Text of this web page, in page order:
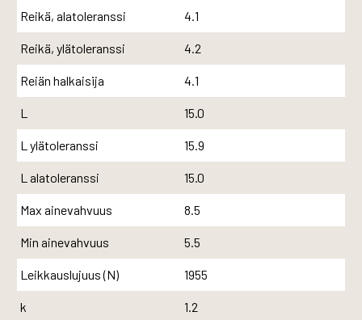
Reikä, alatoleranssi 4.1
Reikä, ylätoleranssi 4.2
Reiän halkaisija 4.1
L 15.0
L ylätoleranssi 15.9
L alatoleranssi 15.0
Max ainevahvuus 8.5
Min ainevahvuus 5.5
Leikkauslujuus (N) 1955
k 1.2